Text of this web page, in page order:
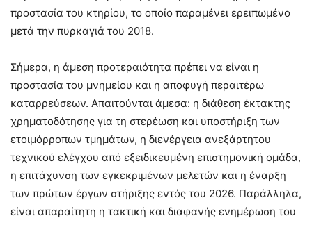
προστασία του κτηρίου, το οποίο παραμένει ερειπωμένο
μετά την πυρκαγιά του 2018.
Σήμερα, η άμεση προτεραιότητα πρέπει να είναι η
προστασία του μνημείου και η αποφυγή περαιτέρω
καταρρεύσεων. Απαιτούνται άμεσα: η διάθεση έκτακτης
χρηματοδότησης για τη στερέωση και υποστήριξη των
ετοιμόρροπων τμημάτων, η διενέργεια ανεξάρτητου
τεχνικού ελέγχου από εξειδικευμένη επιστημονική ομάδα,
η επιτάχυνση των εγκεκριμένων μελετών και η έναρξη
των πρώτων έργων στήριξης εντός του 2026. Παράλληλα,
είναι απαραίτητη η τακτική και διαφανής ενημέρωση του